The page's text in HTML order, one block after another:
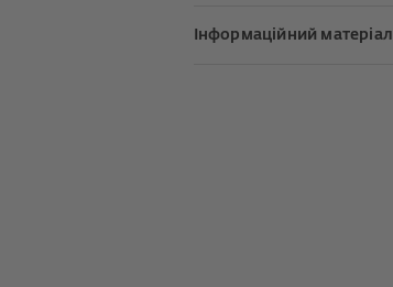
Інформаційний матеріал